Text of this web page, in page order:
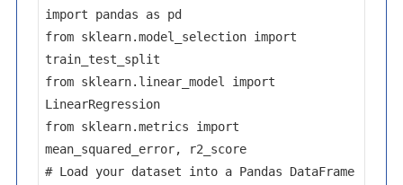
import pandas as pd
from sklearn.model_selection import
train_test_split
from sklearn.linear_model import
LinearRegression
from sklearn.metrics import
mean_squared_error, r2_score
# Load your dataset into a Pandas DataFrame